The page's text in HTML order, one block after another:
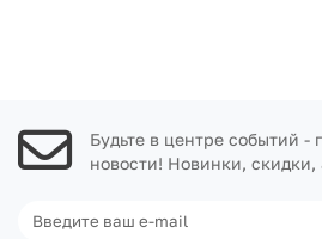
Будьте в центре событий -
новости! Новинки, скидки,